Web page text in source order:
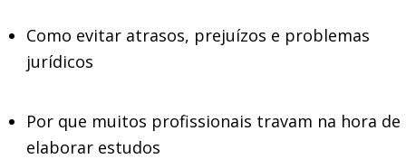
Como evitar atrasos, prejuízos e problemas
jurídicos
Por que muitos profissionais travam na hora de
elaborar estudos